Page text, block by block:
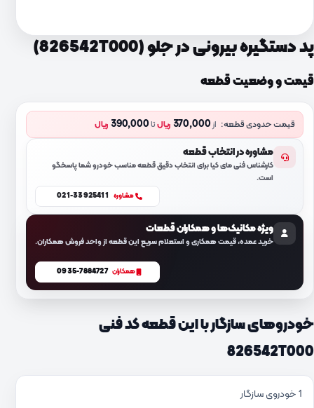
پد دستگیره بیرونی در جلو (826542T000)
قیمت و وضعیت قطعه
قیمت حدودی قطعه: از370,000 ریالتا390,000 ریال
مشاوره در انتخاب قطعه
کارشناس فنی مای کیا برای انتخاب دقیق قطعه مناسب خودرو شما پاسخگو
است.
مشاوره 021-33925411
ویژه مکانیک‌ها و همکاران قطعات
خرید عمده، قیمت همکاری و استعلام سریع این قطعه از واحد فروش همکاران.
همکاران 0935-7884727
خودروهای سازگار با این قطعه کد فنی
826542T000
1 خودروی سازگار